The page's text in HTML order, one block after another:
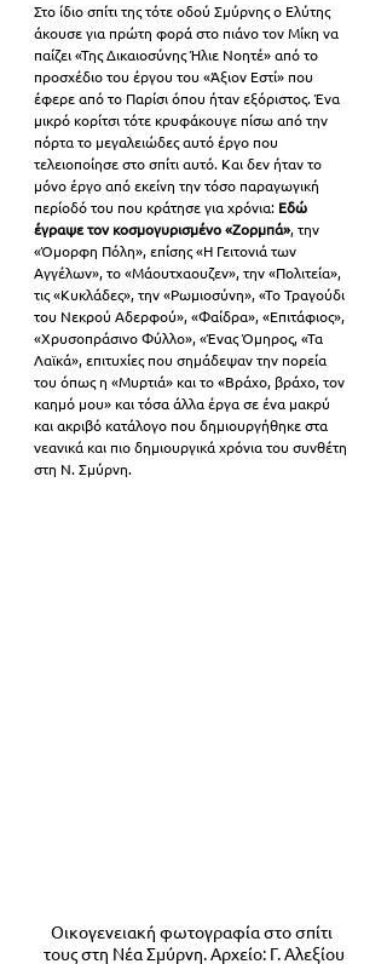
Στο ίδιο σπίτι της τότε οδού Σμύρνης ο Ελύτης
άκουσε για πρώτη φορά στο πιάνο τον Μίκη να
παίζει «Της Δικαιοσύνης Ήλιε Νοητέ» από το
προσχέδιο του έργου του «Άξιον Εστί» που
έφερε από το Παρίσι όπου ήταν εξόριστος. Ένα
μικρό κορίτσι τότε κρυφάκουγε πίσω από την
πόρτα το μεγαλειώδες αυτό έργο που
τελειοποίησε στο σπίτι αυτό. Και δεν ήταν το
μόνο έργο από εκείνη την τόσο παραγωγική
περίοδό του που κράτησε για χρόνια: Εδώ
έγραψε τον κοσμογυρισμένο «Ζορμπά», την
«Όμορφη Πόλη», επίσης «Η Γειτονιά των
Αγγέλων», το «Μάουτχαουζεν», την «Πολιτεία»,
τις «Κυκλάδες», την «Ρωμιοσύνη», «Το Τραγούδι
του Νεκρού Αδερφού», «Φαίδρα», «Επιτάφιος»,
«Χρυσοπράσινο Φύλλο», «Ένας Όμηρος, «Τα
Λαϊκά», επιτυχίες που σημάδεψαν την πορεία
του όπως η «Μυρτιά» και το «Βράχο, βράχο, τον
καημό μου» και τόσα άλλα έργα σε ένα μακρύ
και ακριβό κατάλογο που δημιουργήθηκε στα
νεανικά και πιο δημιουργικά χρόνια του συνθέτη
στη Ν. Σμύρνη.
Οικογενειακή φωτογραφία στο σπίτι
τους στη Νέα Σμύρνη. Αρχείο: Γ. Αλεξίου